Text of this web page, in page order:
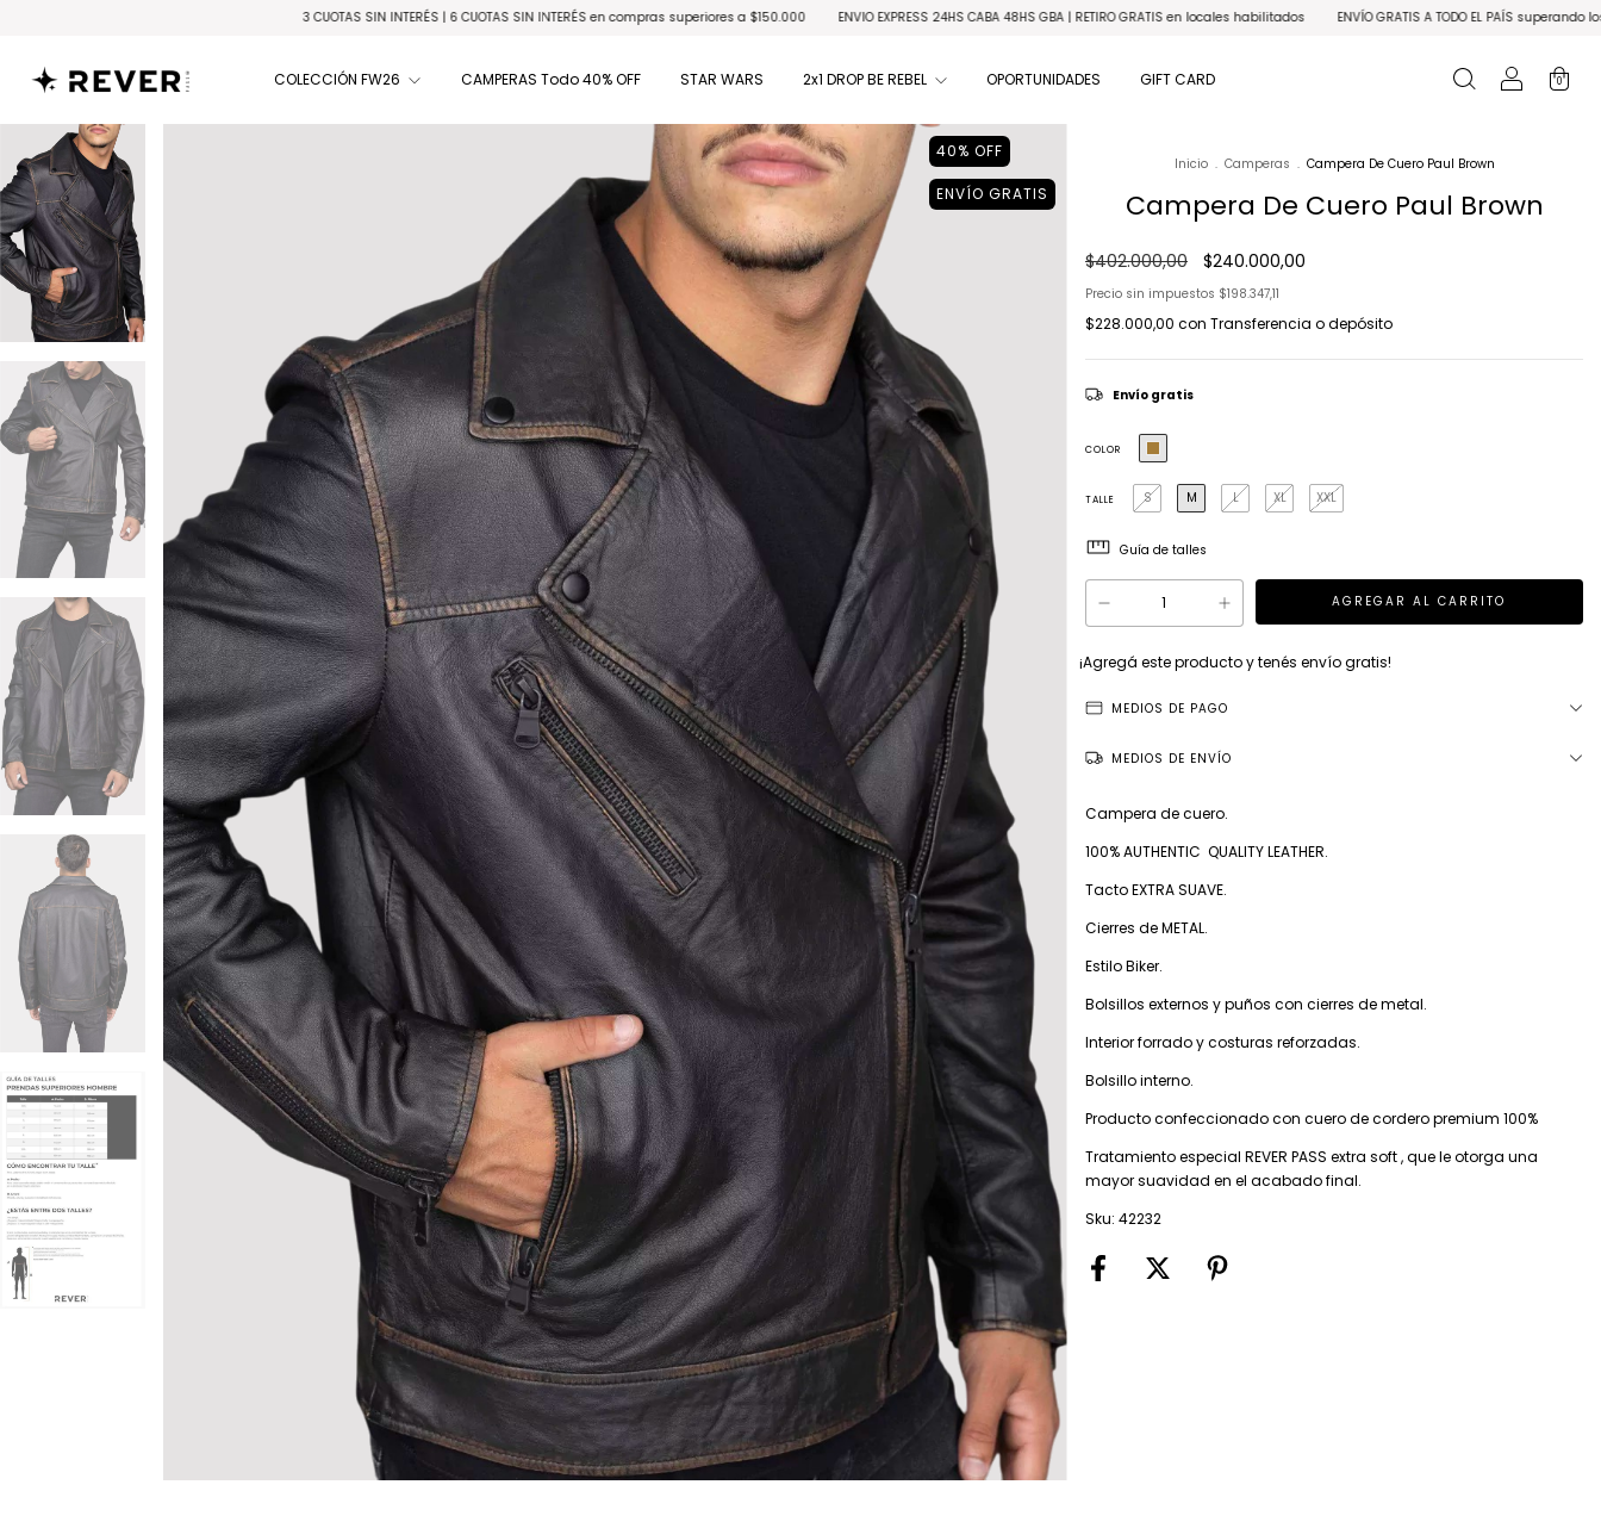
3 CUOTAS SIN INTERÉS | 6 CUOTAS SIN INTERÉS en compras superiores a $150.000 ENVIO EXPRESS 24HS CABA 48HS GBA | RETIRO GRATIS en locales habilitados ENVÍO GRATIS A TODO EL PAÍS superando los $150.000 3 CUOTAS
COLECCIÓN FW26 CAMPERAS Todo 40% OFF STAR WARS 2x1 DROP BE REBEL OPORTUNIDADES GIFT CARD 0
40% OFF
ENVÍO GRATIS
Inicio . Camperas . Campera De Cuero Paul Brown
Campera De Cuero Paul Brown
$402.000,00 $240.000,00
Precio sin impuestos $198.347,11
$228.000,00 con Transferencia o depósito
Envío gratis
COLOR
TALLE S M L XL XXL
Guía de talles
¡Agregá este producto ytenés envío gratis!
MEDIOS DE PAGO
MEDIOS DE ENVÍO
Campera de cuero.
100% AUTHENTIC QUALITY LEATHER.
Tacto EXTRA SUAVE.
Cierres de METAL.
Estilo Biker.
Bolsillos externos y puños con cierres de metal.
Interior forrado y costuras reforzadas.
Bolsillo interno.
Producto confeccionado con cuero de cordero premium 100%
Tratamiento especial REVER PASS extra soft , que le otorga una
mayor suavidad en el acabado final.
Sku: 42232